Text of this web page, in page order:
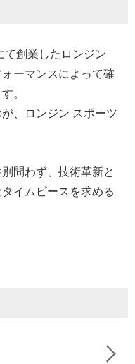
て創業したロンジン
ーマンスによって確
。
、ロンジン スポーツ
問わず、技術革新と
イムピースを求める